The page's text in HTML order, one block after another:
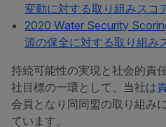
変動に対する取り組みスコ
2020 Water Security
源の保全に対する取り組み
持続可能性の実現と社会的責
社目標の一環として、当社は
会員となり同同盟の取り組み
ています。